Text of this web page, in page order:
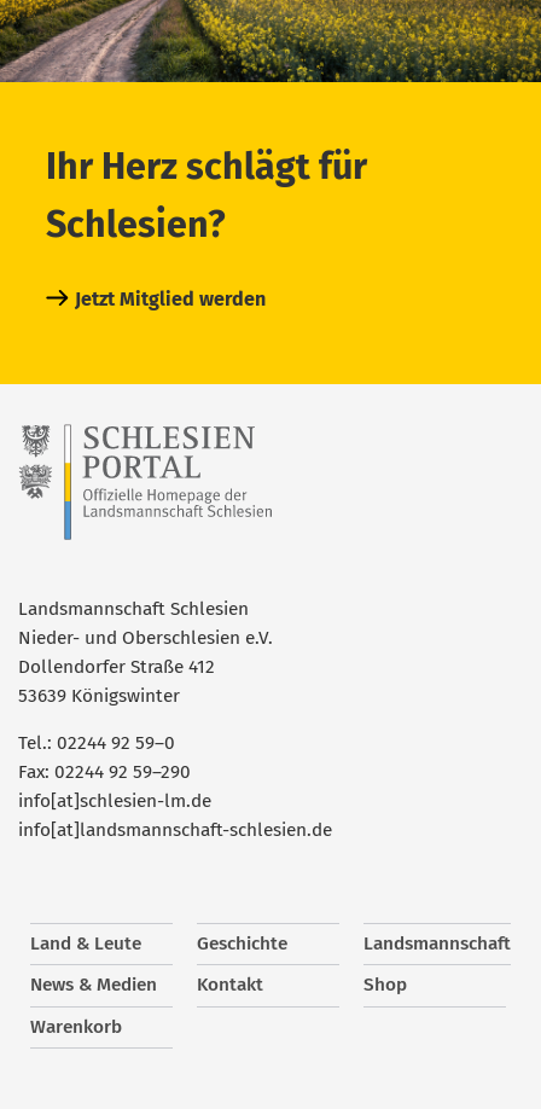
Ihr Herz schlägt für
Schlesien?
Jetzt Mitglied werden
Landsmannschaft Schlesien
Nieder- und Oberschlesien e.V.
Dollendorfer Straße 412
53639 Königswinter
Tel.: 02244 92 59–0
Fax: 02244 92 59–290
info[at]schlesien-lm.de
info[at]landsmannschaft-schlesien.de
Land & Leute Geschichte
Landsmannschaft
News & Medien
Kontakt
Shop
Warenkorb